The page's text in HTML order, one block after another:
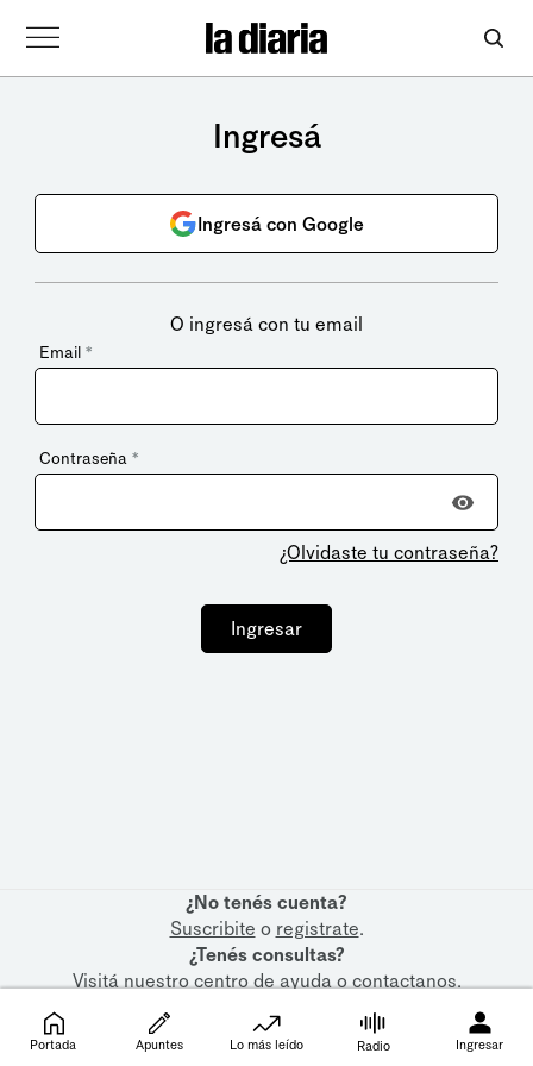
Ingresá
Ingresá con Google
O ingresá con tu email
Email *
Contraseña *
¿Olvidaste tu contraseña?
Ingresar
¿No tenés cuenta?
Suscribite o registrate.
¿Tenés consultas?
Visitá nuestrocentro de ayudaocontactanos.
Portada Apuntes Lo más leído Radio Ingresar